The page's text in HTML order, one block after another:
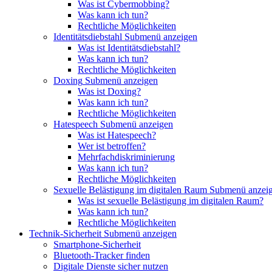
Was ist Cybermobbing?
Was kann ich tun?
Rechtliche Möglichkeiten
Identitätsdiebstahl Submenü anzeigen
Was ist Identitätsdiebstahl?
Was kann ich tun?
Rechtliche Möglichkeiten
Doxing Submenü anzeigen
Was ist Doxing?
Was kann ich tun?
Rechtliche Möglichkeiten
Hatespeech Submenü anzeigen
Was ist Hatespeech?
Wer ist betroffen?
Mehrfachdiskriminierung
Was kann ich tun?
Rechtliche Möglichkeiten
Sexuelle Belästigung im digitalen Raum Submenü
Was ist sexuelle Belästigung im digitalen Raum?
Was kann ich tun?
Rechtliche Möglichkeiten
Technik-Sicherheit Submenü anzeigen
Smartphone-Sicherheit
Bluetooth-Tracker finden
Digitale Dienste sicher nutzen